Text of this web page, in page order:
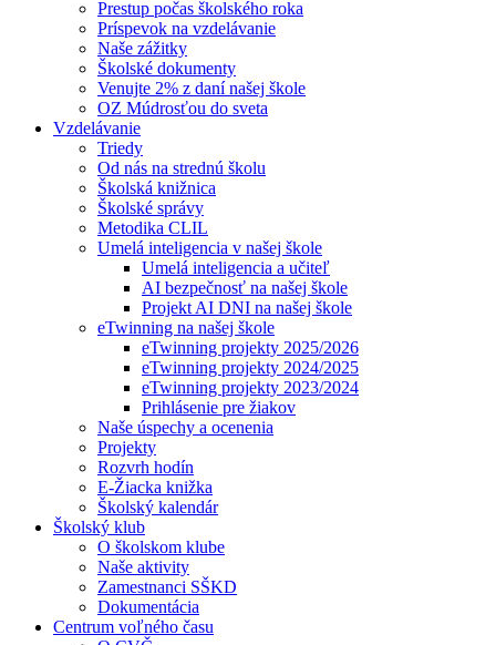
Prestup počas školského roka
Príspevok na vzdelávanie
Naše zážitky
Školské dokumenty
Venujte 2% z daní našej škole
OZ Múdrosťou do sveta
Vzdelávanie
Triedy
Od nás na strednú školu
Školská knižnica
Školské správy
Metodika CLIL
Umelá inteligencia v našej škole
Umelá inteligencia a učiteľ
AI bezpečnosť na našej škole
Projekt AI DNI na našej škole
eTwinning na našej škole
eTwinning projekty 2025/2026
eTwinning projekty 2024/2025
eTwinning projekty 2023/2024
Prihlásenie pre žiakov
Naše úspechy a ocenenia
Projekty
Rozvrh hodín
E-Žiacka knižka
Školský kalendár
Školský klub
O školskom klube
Naše aktivity
Zamestnanci SŠKD
Dokumentácia
Centrum voľného času